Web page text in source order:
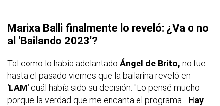
Marixa Balli finalmente lo reveló: ¿Va o no
al 'Bailando 2023'?
Tal como lo había adelantado Ángel de Brito, no fue
hasta el pasado viernes que la bailarina reveló en
'LAM' cuál había sido su decisión. "Lo pensé mucho
porque la verdad que me encanta el programa...
Hay